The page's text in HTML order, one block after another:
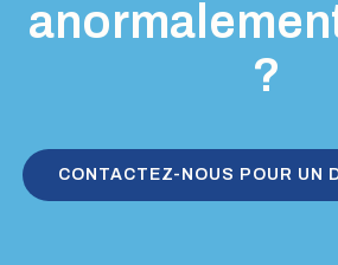
?
CONTACTEZ-NOUS POUR UN